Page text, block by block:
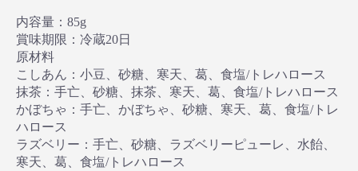
内容量：85g
賞味期限：冷蔵20日
原材料
こしあん：小豆、砂糖、寒天、葛、食塩/トレハロース
抹茶：手亡、砂糖、抹茶、寒天、葛、食塩/トレハロース
かぼちゃ：手亡、かぼちゃ、砂糖、寒天、葛、食塩/トレ
ハロース
ラズベリー：手亡、砂糖、ラズベリーピューレ、水飴、
寒天、葛、食塩/トレハロース